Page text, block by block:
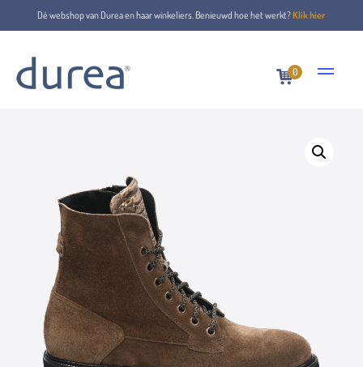
Dé webshop van Durea en haar winkeliers. Benieuwd hoe het werkt?Klik hier
0
Home Schnürstiefel